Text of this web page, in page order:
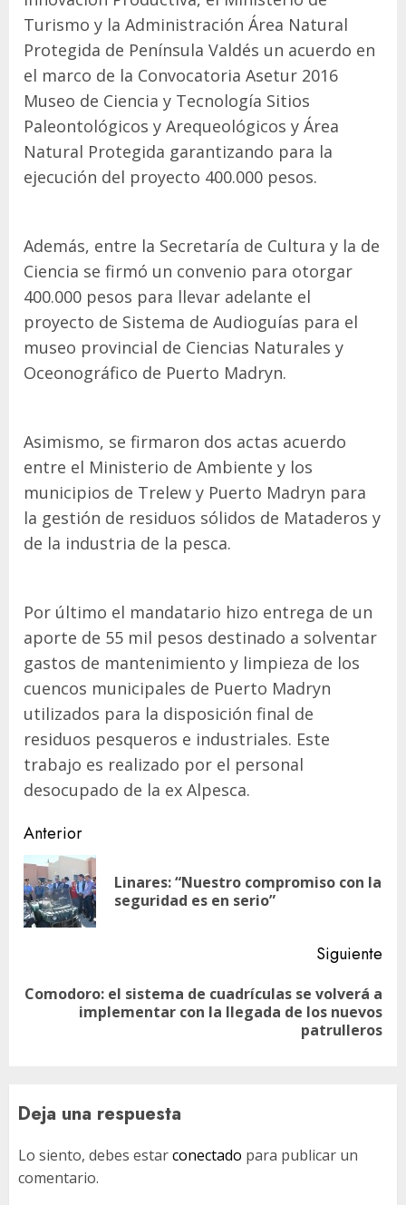
Turismo y la Administración Área Natural
Protegida de Península Valdés un acuerdo en
el marco de la Convocatoria Asetur 2016
Museo de Ciencia y Tecnología Sitios
Paleontológicos y Arequeológicos y Área
Natural Protegida garantizando para la
ejecución del proyecto 400.000 pesos.
Además, entre la Secretaría de Cultura y la de
Ciencia se firmó un convenio para otorgar
400.000 pesos para llevar adelante el
proyecto de Sistema de Audioguías para el
museo provincial de Ciencias Naturales y
Oceonográfico de Puerto Madryn.
Asimismo, se firmaron dos actas acuerdo
entre el Ministerio de Ambiente y los
municipios de Trelew y Puerto Madryn para
la gestión de residuos sólidos de Mataderos y
de la industria de la pesca.
Por último el mandatario hizo entrega de un
aporte de 55 mil pesos destinado a solventar
gastos de mantenimiento y limpieza de los
cuencos municipales de Puerto Madryn
utilizados para la disposición final de
residuos pesqueros e industriales. Este
trabajo es realizado por el personal
desocupado de la ex Alpesca.
Navegación
de
entradas
Anterior
Linares: “Nuestro compromiso con la
seguridad es en serio”
Siguiente
Siguiente
Comodoro: el sistema de cuadrículas se volverá a
implementar con la llegada de los nuevos
patrulleros
Deja una respuesta
Lo siento, debes estarconectado para publicar un
comentario.